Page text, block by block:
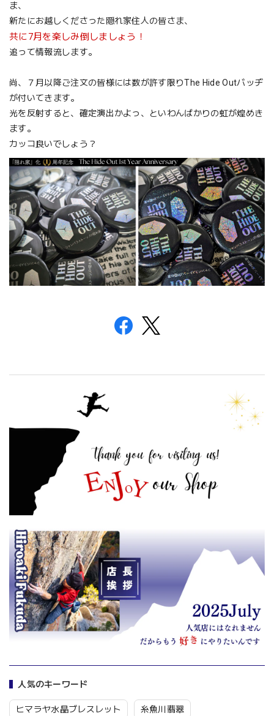
人気のキーワード
ヒマラヤ水晶ブレスレット 糸魚川翡翠
ま、
新たにお越しくださった隠れ家住人の皆さま、
共に7月を楽しみ倒しましょう！
追って情報流します。
尚、７月以降ご注文の皆様には数が許す限りThe Hide Outバッヂ
が付いてきます。
光を反射すると、確定演出かよっ、といわんばかりの虹が煌めき
ます。
カッコ良いでしょう？